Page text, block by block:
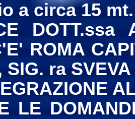
a circa 15
ROMA
SIG. ra
LE